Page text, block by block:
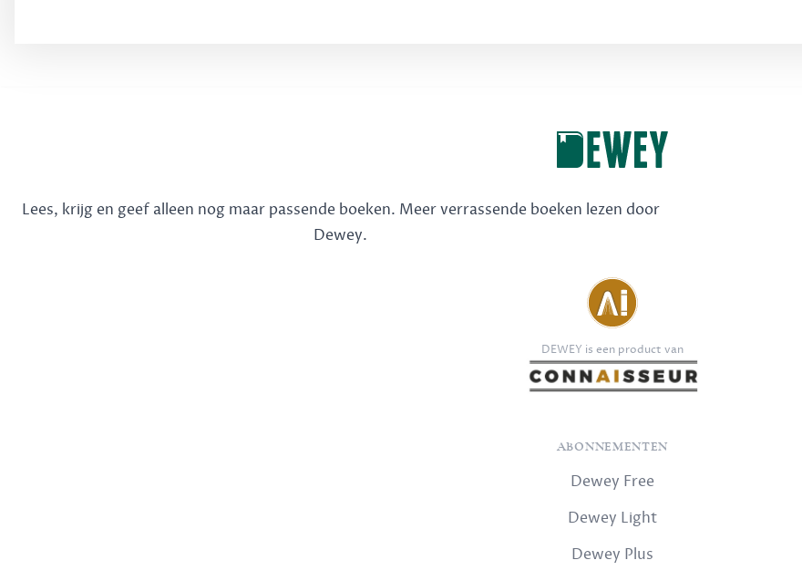
Lees, krijg en geef alleen nog maar passende boeken. Meer verrassende boeken lezen door
Dewey.
DEWEY is een product van
ABONNEMENTEN
Dewey Free
Dewey Light
Dewey Plus